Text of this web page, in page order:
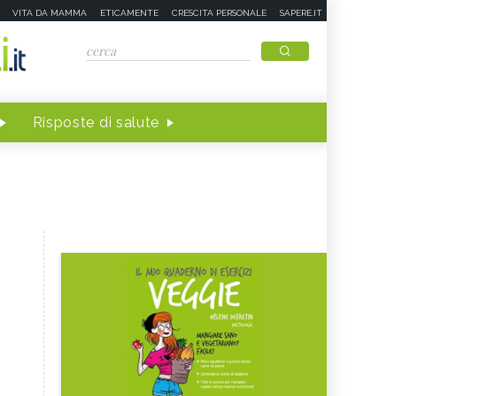
VITA DA MAMMA ETICAMENTE CRESCITA PERSONALE SAPERE.IT
Risposte di salute